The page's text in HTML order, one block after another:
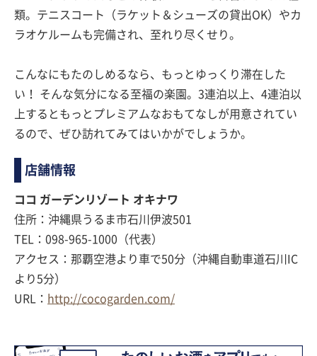
類。テニスコート（ラケット＆シューズの貸出OK）やカ
ラオケルームも完備され、至れり尽くせり。
こんなにもたのしめるなら、もっとゆっくり滞在した
い！ そんな気分になる至福の楽園。3連泊以上、4連泊以
上するともっとプレミアムなおもてなしが用意されてい
るので、ぜひ訪れてみてはいかがでしょうか。
店舗情報
ココ ガーデンリゾート オキナワ
住所：沖縄県うるま市石川伊波501
TEL：098-965-1000（代表）
アクセス：那覇空港より車で50分（沖縄自動車道石川IC
より5分）
URL：
http://cocogarden.com/